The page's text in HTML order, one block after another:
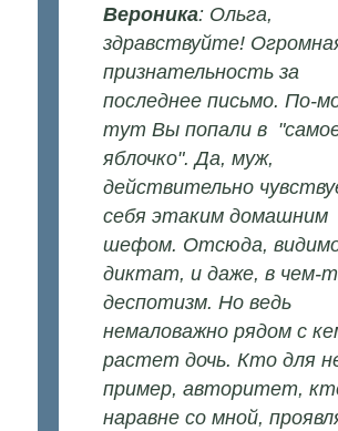
Вероника: Ольга,
здравствуйте!
признательность за
последнее письмо. По-
тут Вы попали в
яблочко". Да, муж,
действительно
себя этаким домашним
шефом. Отсюда,
диктат, и даже, в чем-
деспотизм. Но ведь
немаловажно рядом с
растет дочь. Кто для
пример, авторитет,
наравне со мной,